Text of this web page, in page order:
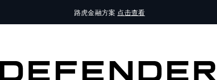
路虎金融方案 点击查看